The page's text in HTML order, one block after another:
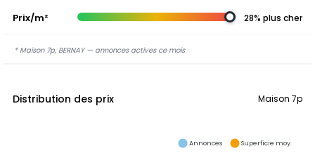
Prix/m² 28% plus cher
* Maison 7p, BERNAY — annonces actives ce mois
Distribution des prix Maison 7p
Annonces Superficie moy.